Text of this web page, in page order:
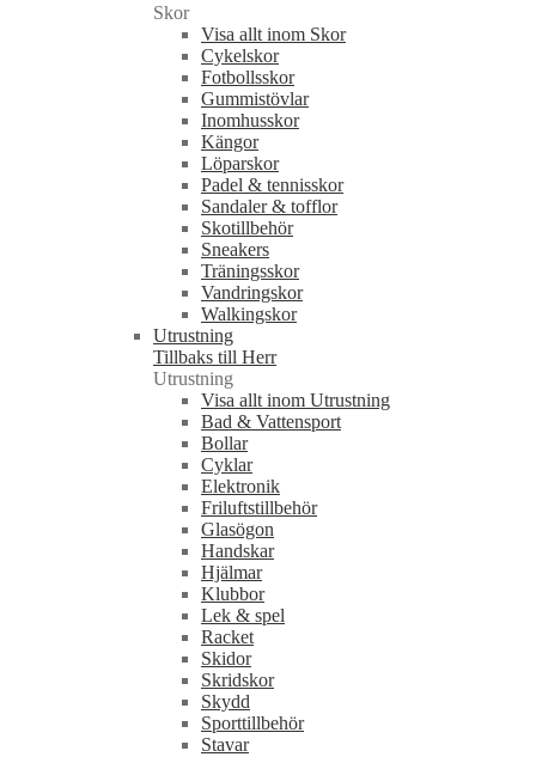
Skor
Visa allt inom Skor
Cykelskor
Fotbollsskor
Gummistövlar
Inomhusskor
Kängor
Löparskor
Padel & tennisskor
Sandaler & tofflor
Skotillbehör
Sneakers
Träningsskor
Vandringskor
Walkingskor
Utrustning
Tillbaks till Herr
Utrustning
Visa allt inom Utrustning
Bad & Vattensport
Bollar
Cyklar
Elektronik
Friluftstillbehör
Glasögon
Handskar
Hjälmar
Klubbor
Lek & spel
Racket
Skidor
Skridskor
Skydd
Sporttillbehör
Stavar